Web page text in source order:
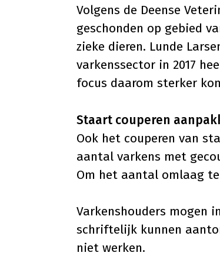
Volgens de Deense
geschonden op gebied
zieke dieren. Lunde
varkenssector in 2017
focus daarom sterker
Staart couperen
Ook het couperen van
aantal varkens met
Om het aantal omlaag
Varkenshouders mogen
schriftelijk kunnen
niet werken.